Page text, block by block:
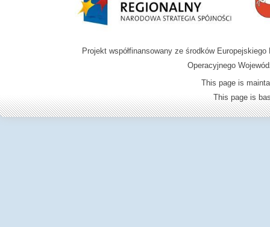
Projekt współfinansowany ze środków
Operacyjnego
This page is
This page is